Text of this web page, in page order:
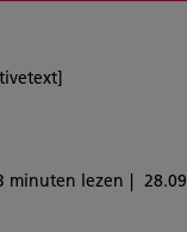
minuten lezen